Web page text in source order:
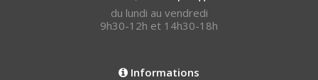
du lundi au vendredi
9h30-12h et 14h30-18h
Informations